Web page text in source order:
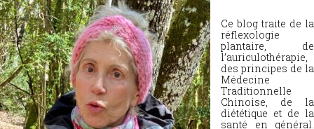
Ce blog traite de la
réflexologie
plantaire, de
l’auriculothérapie,
des principes de la
Médecine
Traditionnelle
Chinoise, de la
diététique et de la
santé en général.